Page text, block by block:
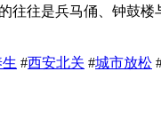
往往是兵马俑、钟鼓
#西安北关 #城市放松